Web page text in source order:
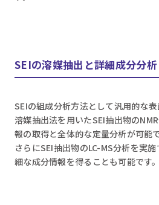
SEIの溶媒抽出と詳細成分分析
SEIの組成分析方法として汎用的な
溶媒抽出法を用いたSEI抽出物の
報の取得と全体的な定量分析が可能で
さらにSEI抽出物のLC-MS分析を実
細な成分情報を得ることも可能です。